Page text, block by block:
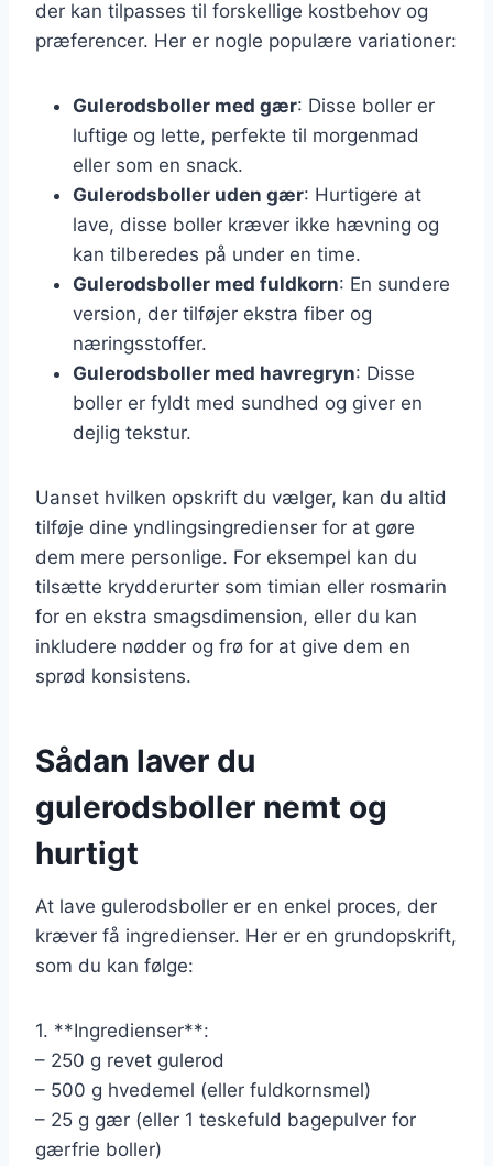
der kan tilpasses til forskellige kostbehov og
præferencer. Her er nogle populære variationer:
Gulerodsboller med gær: Disse boller er
luftige og lette, perfekte til morgenmad
eller som en snack.
Gulerodsboller uden gær: Hurtigere at
lave, disse boller kræver ikke hævning og
kan tilberedes på under en time.
Gulerodsboller med fuldkorn: En sundere
version, der tilføjer ekstra fiber og
næringsstoffer.
Gulerodsboller med havregryn: Disse
boller er fyldt med sundhed og giver en
dejlig tekstur.
Uanset hvilken opskrift du vælger, kan du altid
tilføje dine yndlingsingredienser for at gøre
dem mere personlige. For eksempel kan du
tilsætte krydderurter som timian eller rosmarin
for en ekstra smagsdimension, eller du kan
inkludere nødder og frø for at give dem en
sprød konsistens.
Sådan laver du
gulerodsboller nemt og
hurtigt
At lave gulerodsboller er en enkel proces, der
kræver få ingredienser. Her er en grundopskrift,
som du kan følge:
1. **Ingredienser**:
– 250 g revet gulerod
– 500 g hvedemel (eller fuldkornsmel)
– 25 g gær (eller 1 teskefuld bagepulver for
gærfrie boller)